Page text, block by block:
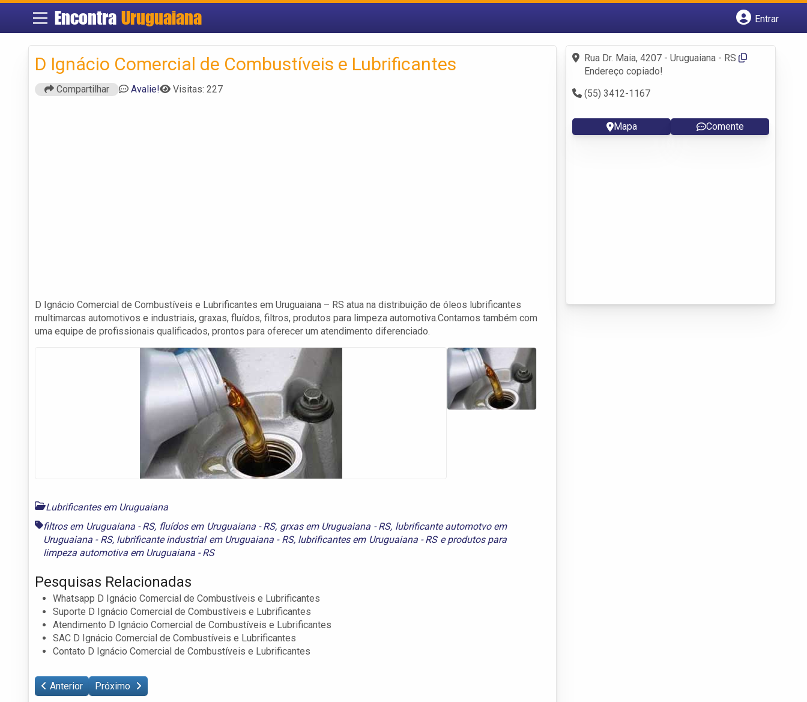
Encontra Uruguaiana
Entrar
Fazer login
Criar conta
D Ignácio Comercial de Combustíveis e Lubrificantes
Compartilhar Avalie! Visitas: 227
D Ignácio Comercial de Combustíveis e Lubrificantes em Uruguaiana – RS atua na distribuição de óleos lubrificantes
multimarcas automotivos e industriais, graxas, fluídos, filtros, produtos para limpeza automotiva.Contamos também com
uma equipe de profissionais qualificados, prontos para oferecer um atendimento diferenciado.
Lubrificantes em Uruguaiana
filtros em Uruguaiana - RS, fluídos em Uruguaiana - RS, grxas em Uruguaiana - RS, lubrificante automotvo em
Uruguaiana - RS, lubrificante industrial em Uruguaiana - RS, lubrificantes em Uruguaiana - RSeprodutos para
limpeza automotiva em Uruguaiana - RS
Pesquisas Relacionadas
Whatsapp D Ignácio Comercial de Combustíveis e Lubrificantes
Suporte D Ignácio Comercial de Combustíveis e Lubrificantes
Atendimento D Ignácio Comercial de Combustíveis e Lubrificantes
SAC D Ignácio Comercial de Combustíveis e Lubrificantes
Contato D Ignácio Comercial de Combustíveis e Lubrificantes
Anterior Próximo
Rua Dr. Maia, 4207 - Uruguaiana - RS
Endereço copiado!
(55) 3412-1167
Mapa Comente